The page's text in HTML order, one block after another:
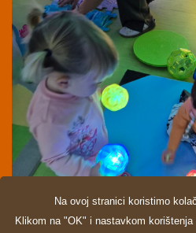
Na ovoj stranici koristimo
Klikom na "OK" i nastavkom